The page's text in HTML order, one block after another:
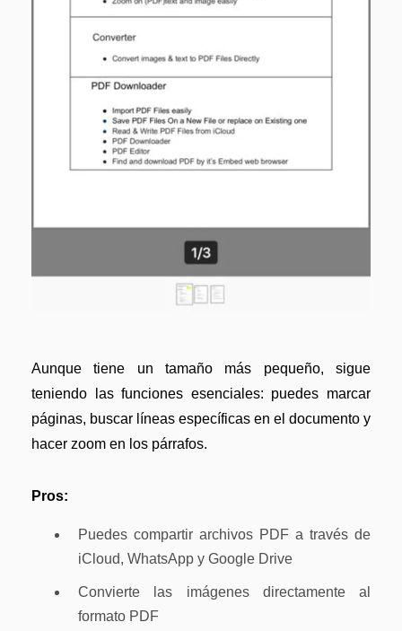
Aunque tiene un tamaño más pequeño, sigue
teniendo las funciones esenciales: puedes marcar
páginas, buscar líneas específicas en el documento y
hacer zoom en los párrafos.
Pros:
Puedes compartir archivos PDF a través de
iCloud, WhatsApp y Google Drive
Convierte las imágenes directamente al
formato PDF